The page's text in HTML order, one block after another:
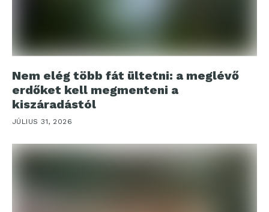
Nem elég több fát ültetni: a meglévő
erdőket kell megmenteni a
kiszáradástól
JÚLIUS 31, 2026